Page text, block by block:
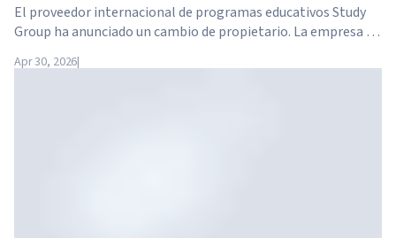
El proveedor internacional de programas educativos Study
Group ha anunciado un cambio de propietario. La empresa ha
inversión en el sector de la educación superior creada por
Apr 30, 2026|